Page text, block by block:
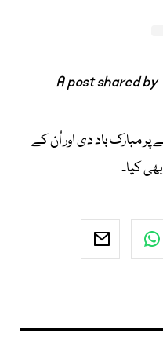
A post shared
مبارک باد دی اور اُن کے
کیا۔